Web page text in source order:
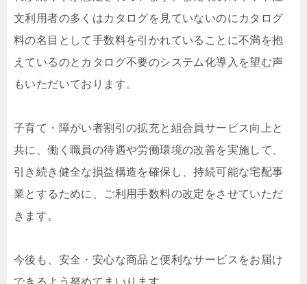
文利用者の多くはカタログを見ていないのにカタログ
料の名目として手数料を引かれていることに不満を抱
えているのとカタログ不要のシステム化導入を望む声
もいただいております。
子育て・障がい者割引の拡充と組合員サービス向上と
共に、働く職員の待遇や労働環境の改善を実施して、
引き続き健全な損益構造を確保し、持続可能な宅配事
業とするために、ご利用手数料の改定をさせていただ
きます。
今後も、安全・安心な商品と便利なサービスをお届け
できるよう努めてまいります。